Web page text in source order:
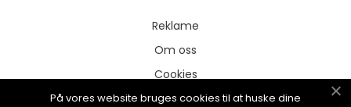
Reklame
Om oss
Cookies
Kontakt Oss
På vores website bruges cookies til at huske dine